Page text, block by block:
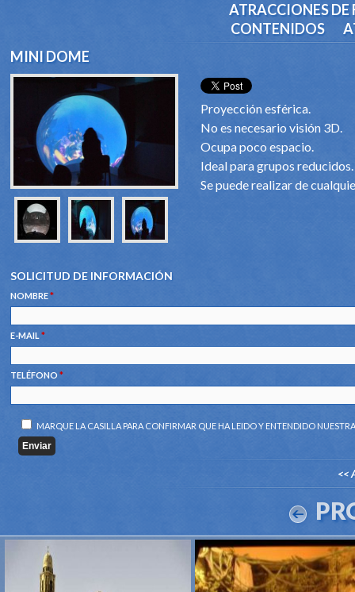
ATRACCIONES DE
CONTENIDOS
MINI DOME
Proyección esférica.
No es necesario visión 3D.
Ocupa poco espacio.
Ideal para grupos reducidos.
Se puede realizar de
SOLICITUD DE INFORMACIÓN
NOMBRE*
E-MAIL *
TELÉFONO *
MARQUE LA CASILLA PARA CONFIRMAR QUE HA LEIDO Y ENTENDIDO
<<